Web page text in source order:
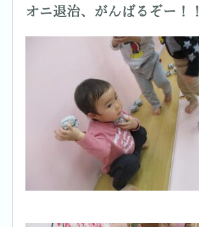
オニ退治、がんばるぞー！！